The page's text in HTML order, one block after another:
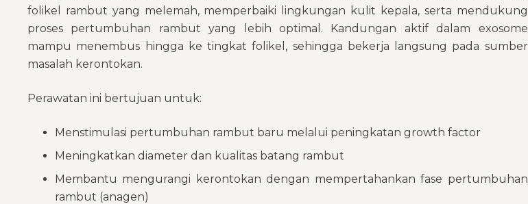
folikel rambut yang melemah, memperbaiki lingkungan kulit kepala, serta mendukung
proses pertumbuhan rambut yang lebih optimal. Kandungan aktif dalam exosome
mampu menembus hingga ke tingkat folikel, sehingga bekerja langsung pada sumber
masalah kerontokan.
Perawatan ini bertujuan untuk:
Menstimulasi pertumbuhan rambut baru melalui peningkatan growth factor
Meningkatkan diameter dan kualitas batang rambut
Membantu mengurangi kerontokan dengan mempertahankan fase pertumbuhan
rambut (anagen)